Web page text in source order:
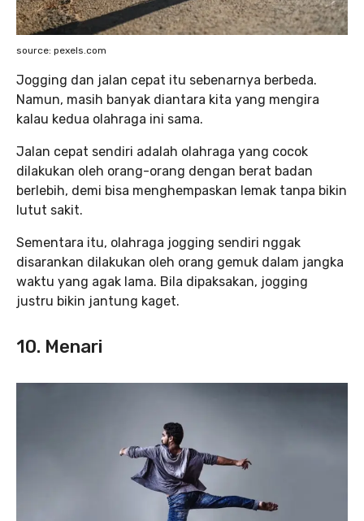
source: pexels.com
Jogging dan jalan cepat itu sebenarnya berbeda.
Namun, masih banyak diantara kita yang mengira
kalau kedua olahraga ini sama.
Jalan cepat sendiri adalah olahraga yang cocok
dilakukan oleh orang-orang dengan berat badan
berlebih, demi bisa menghempaskan lemak tanpa bikin
lutut sakit.
Sementara itu, olahraga jogging sendiri nggak
disarankan dilakukan oleh orang gemuk dalam jangka
waktu yang agak lama. Bila dipaksakan, jogging
justru bikin jantung kaget.
10. Menari